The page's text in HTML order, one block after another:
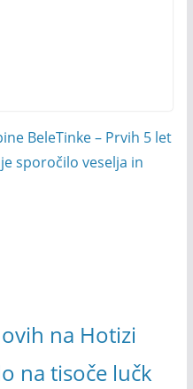
BeleTinke – Prvih 5 let
sporočilo veselja in
na Hotizi
na tisoče lučk